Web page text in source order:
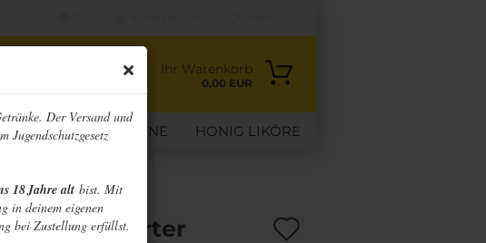
Der Versand und
18 Jahre alt bist. Mit
in deinem eigenen
bei Zustellung erfüllst.
Ihr Warenkorb
0,00 EUR
FRUCHTWEINE HONIG LIKÖRE
Kirschporter